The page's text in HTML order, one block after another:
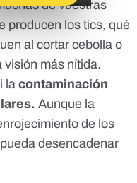
de vuestras
producen los tics, qué
al cortar cebolla o
visión más nítida.
la contaminación
Aunque la
de los
desencadenar